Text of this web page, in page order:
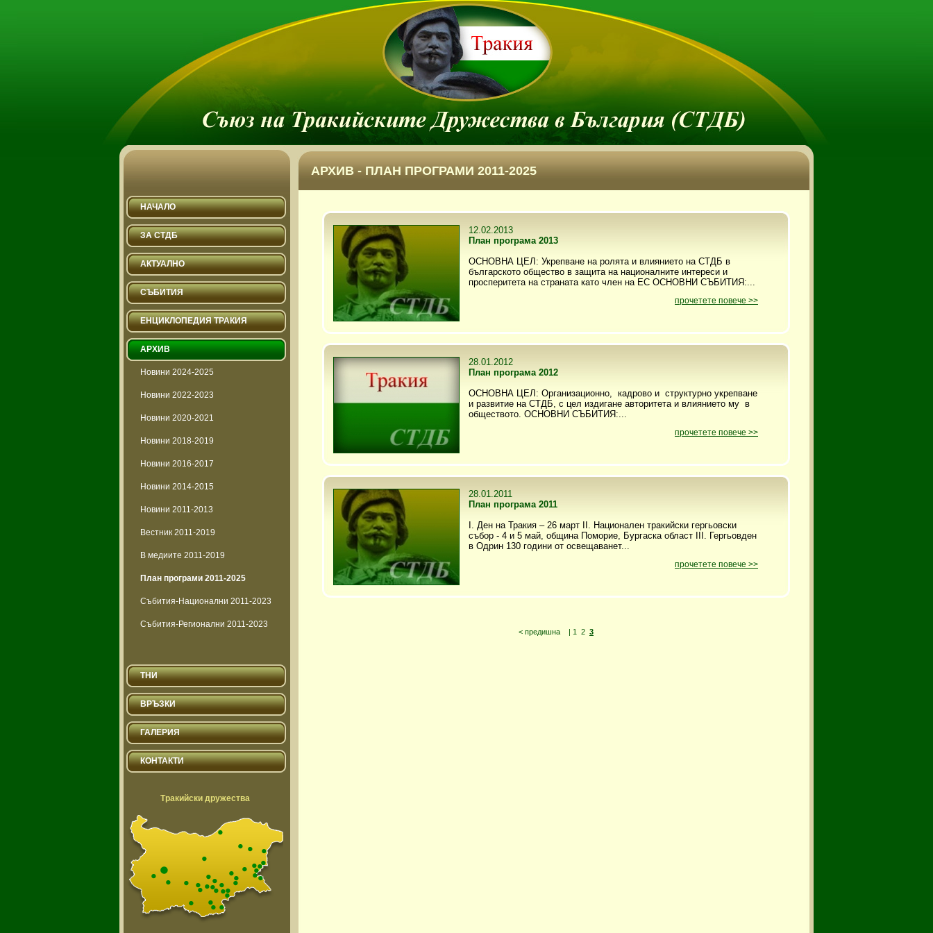
АРХИВ - ПЛАН ПРОГРАМИ 2011-2025
НАЧАЛО
ЗА СТДБ
АКТУАЛНО
СЪБИТИЯ
ЕНЦИКЛОПЕДИЯ ТРАКИЯ
АРХИВ
Новини 2024-2025
Новини 2022-2023
Новини 2020-2021
Новини 2018-2019
Новини 2016-2017
Новини 2014-2015
Новини 2011-2013
Вестник 2011-2019
В медиите 2011-2019
План програми 2011-2025
Събития-Национални 2011-2023
Събития-Регионални 2011-2023
ТНИ
ВРЪЗКИ
ГАЛЕРИЯ
КОНТАКТИ
Тракийски дружества
12.02.2013
План програма 2013
ОСНОВНА ЦЕЛ: Укрепване на ролята и влиянието на СТДБ в
българското общество в защита на националните интереси и
просперитета на страната като член на ЕС ОСНОВНИ СЪБИТИЯ:...
прочетете повече >>
28.01.2012
План програма 2012
ОСНОВНА ЦЕЛ: Организационно, кадрово и структурно укрепване
и развитие на СТДБ, с цел издигане авторитета и влиянието му в
обществото. ОСНОВНИ СЪБИТИЯ:...
прочетете повече >>
28.01.2011
План програма 2011
I. Ден на Тракия – 26 март II. Национален тракийски гергьовски
събор - 4 и 5 май, община Поморие, Бургаска област III. Гергьовден
в Одрин 130 години от освещаванет...
прочетете повече >>
< предишна | 1 2 3